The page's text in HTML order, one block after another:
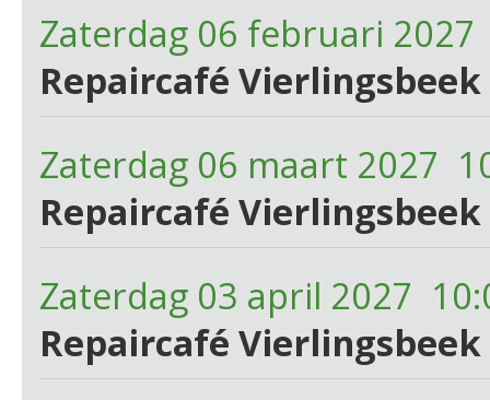
Zaterdag 06 februari
Repaircafé
Zaterdag 06 maart 2027
Repaircafé
Zaterdag 03 april 2027
Repaircafé